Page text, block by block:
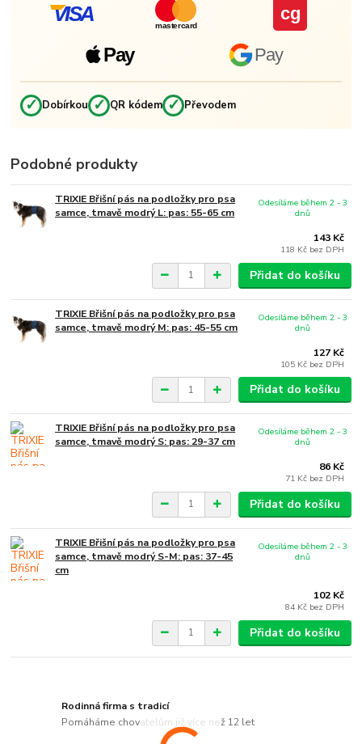
VISA mastercard
Pay Pay
cg
✓ Dobírkou ✓ QR kódem ✓ Převodem
Podobné produkty
TRIXIE Břišní pás na podložky pro psa
samce, tmavě modrý L: pas: 55-65 cm
143 Kč
118 Kč bez DPH
Odesíláme během 2 - 3
dnů
Přidat do košíku
TRIXIE Břišní pás na podložky pro psa
samce, tmavě modrý M: pas: 45-55 cm
127 Kč
105 Kč bez DPH
Odesíláme během 2 - 3
dnů
Přidat do košíku
TRIXIE Břišní pás na podložky pro psa
samce, tmavě modrý S: pas: 29-37 cm
86 Kč
71 Kč bez DPH
Odesíláme během 2 - 3
dnů
Přidat do košíku
TRIXIE Břišní pás na podložky pro psa
samce, tmavě modrý S-M: pas: 37-45
cm
102 Kč
84 Kč bez DPH
Odesíláme během 2 - 3
dnů
Přidat do košíku
Rodinná firma s tradicí
Pomáháme chovatelům již více než 12 let